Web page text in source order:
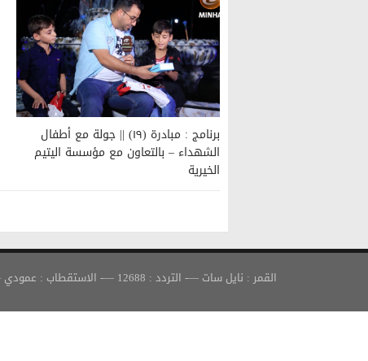
برنامج : مبادرة (١٩) || جولة مع أطفال
الشهداء – بالتعاون مع مؤسسة اليتيم
الخيرية
القمر : نايل سات —- التردد : 12688 —- الاستقطاب : عمودي —- معدل الترميز : 30000